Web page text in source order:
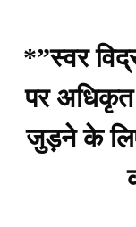
*”स्वर
पर
जुड़ने के